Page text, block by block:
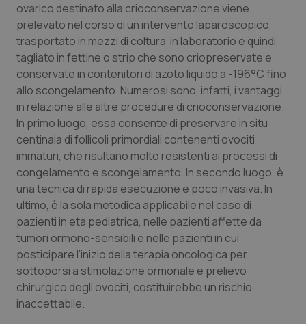
Valle D’Aosta
Veneto
Oncodermatologia
Oncoematologia
Oncologia & Nutrizione
Psoriasi & pelle
Quotidiano Cardiologia
Quotidiano Chirurgia
Quotidiano Oncologia
Quotidiano Pediatria
Rene & patologie urogenitali
ovarico destinato alla crioconservazione viene
prelevato nel corso di un intervento laparoscopico,
trasportato in mezzi di coltura in laboratorio e quindi
tagliato in fettine o strip che sono criopreservate e
conservate in contenitori di azoto liquido a -196°C fino
allo scongelamento. Numerosi sono, infatti, i vantaggi
in relazione alle altre procedure di crioconservazione.
In primo luogo, essa consente di preservare in situ
centinaia di follicoli primordiali contenenti ovociti
immaturi, che risultano molto resistenti ai processi di
congelamento e scongelamento. In secondo luogo, è
una tecnica di rapida esecuzione e poco invasiva. In
ultimo, è la sola metodica applicabile nel caso di
pazienti in età pediatrica, nelle pazienti affette da
tumori ormono-sensibili e nelle pazienti in cui
posticipare l’inizio della terapia oncologica per
sottoporsi a stimolazione ormonale e prelievo
chirurgico degli ovociti, costituirebbe un rischio
inaccettabile.